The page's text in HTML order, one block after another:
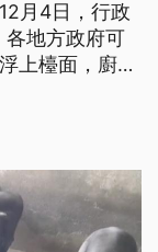
月4日，行政
地方政府可
上檯面，廚餘